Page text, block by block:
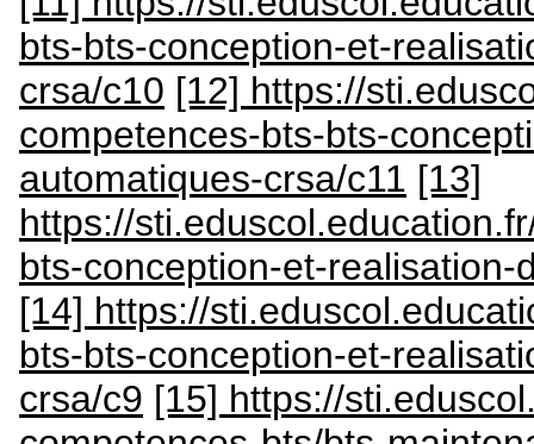
bts-bts-conception-et-
crsa/c10 [12] https://
competences-bts-bts-
automatiques-crsa/c11 [13]
https://
bts-conception-et-
[14] https://
bts-bts-conception-et-
crsa/c9 [15] https://